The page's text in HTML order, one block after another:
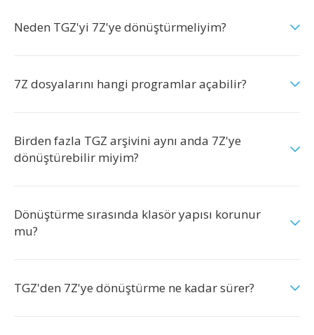
Neden TGZ'yi 7Z'ye dönüştürmeliyim?
7Z dosyalarını hangi programlar açabilir?
Birden fazla TGZ arşivini aynı anda 7Z'ye
dönüştürebilir miyim?
Dönüştürme sırasında klasör yapısı korunur
mu?
TGZ'den 7Z'ye dönüştürme ne kadar sürer?